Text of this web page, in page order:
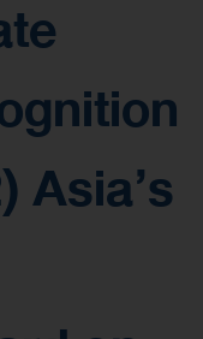
Asia’s